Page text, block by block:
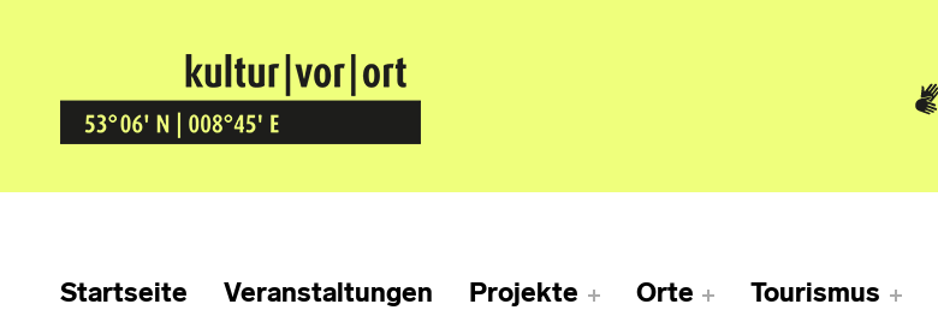
Kultur Vor Ort
BREMEN GRÖPELINGEN
Startseite Veranstaltungen Projekte Orte Tourismus